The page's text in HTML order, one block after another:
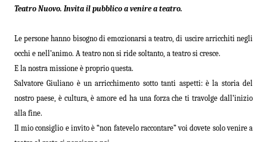
Teatro Nuovo. Invita il pubblico a venire a teatro.
Le persone hanno bisogno di emozionarsi a teatro, di uscire arricchiti negli
occhi e nell’animo. A teatro non si ride soltanto, a teatro si cresce.
E la nostra missione è proprio questa.
Salvatore Giuliano è un arricchimento sotto tanti aspetti: è la storia del
nostro paese, è cultura, è amore ed ha una forza che ti travolge dall’inizio
alla fine.
Il mio consiglio e invito è “non fatevelo raccontare” voi dovete solo venire a